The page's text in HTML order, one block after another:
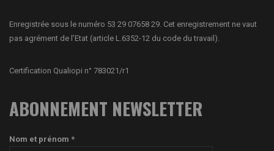
Enregistrée sous le numéro 53 29 07658 29. Cet enregistrement ne vaut
pas agrément de l’Etat (article L.6352-12 du code du travail).
Certification Qualiopi n° 783021/r1
ABONNEMENT NEWSLETTER
Nom et prénom *